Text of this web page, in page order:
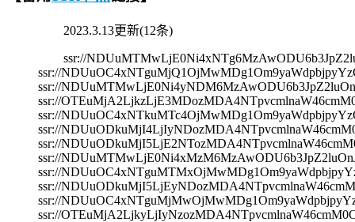
2023.3.13更新(12条)
ssr://
ssr://
ssr://
ssr://
ssr://
ssr://
ssr://
ssr://
ssr://
ssr://
ssr://
ssr://